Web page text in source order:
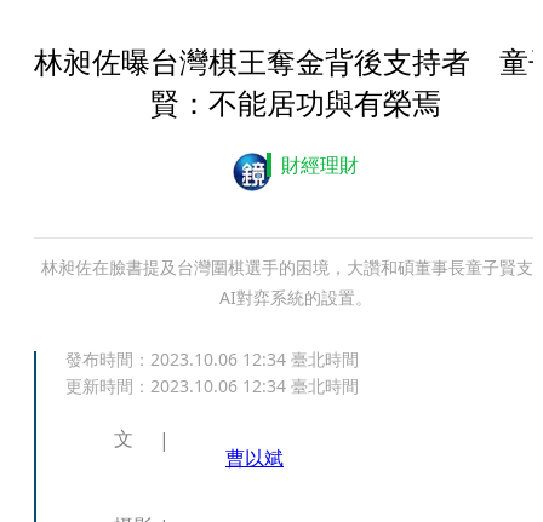
林昶佐曝台灣棋王奪金背後支持者 童
賢：不能居功與有榮焉
財經理財
林昶佐在臉書提及台灣圍棋選手的困境，大讚和碩董事長童子賢支
AI對弈系統的設置。
發布時間： 2023.10.06 12:34 臺北時間
更新時間： 2023.10.06 12:34 臺北時間
文
曹以斌